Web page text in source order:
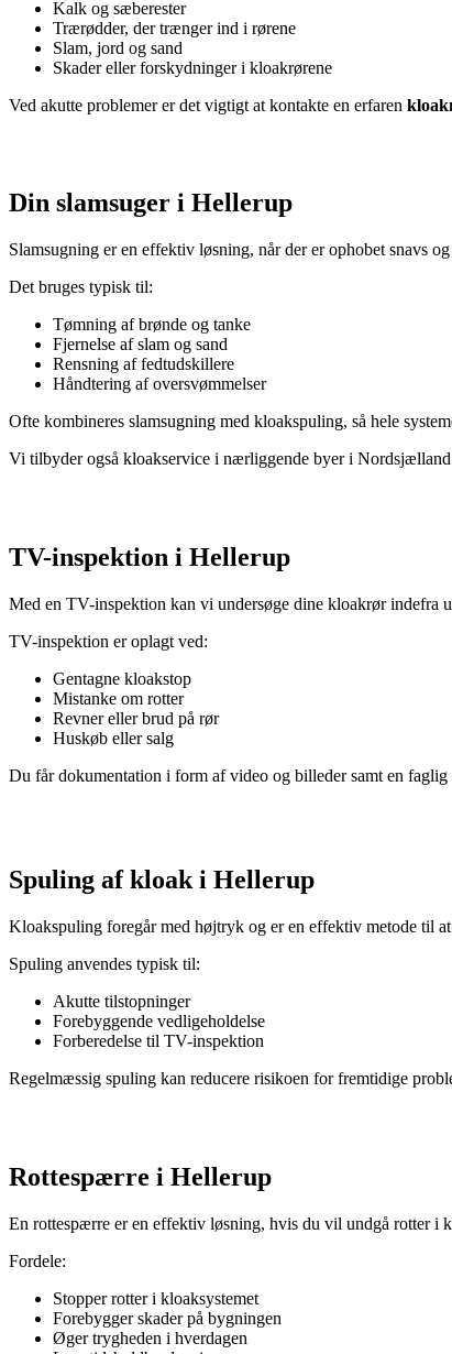
Kalk og sæberester
Trærødder, der trænger ind i rørene
Slam, jord og sand
Skader eller forskydninger i kloakrørene
Ved akutte problemer er det vigtigt at kontakte en erfaren
Din slamsuger i Hellerup
Slamsugning er en effektiv løsning, når der er ophobet snavs
Det bruges typisk til:
Tømning af brønde og tanke
Fjernelse af slam og sand
Rensning af fedtudskillere
Håndtering af oversvømmelser
Ofte kombineres slamsugning med kloakspuling, så hele
Vi tilbyder også kloakservice i nærliggende byer i
TV-inspektion i Hellerup
Med en TV-inspektion kan vi undersøge dine kloakrør indefra
TV-inspektion er oplagt ved:
Gentagne kloakstop
Mistanke om rotter
Revner eller brud på rør
Huskøb eller salg
Du får dokumentation i form af video og billeder samt en faglig
Spuling af kloak i Hellerup
Kloakspuling foregår med højtryk og er en effektiv metode til
Spuling anvendes typisk til:
Akutte tilstopninger
Forebyggende vedligeholdelse
Forberedelse til TV-inspektion
Regelmæssig spuling kan reducere risikoen for fremtidige
Rottespærre i Hellerup
En rottespærre er en effektiv løsning, hvis du vil undgå rotter i
Fordele:
Stopper rotter i kloaksystemet
Forebygger skader på bygningen
Øger trygheden i hverdagen